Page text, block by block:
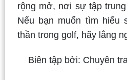
rộng mở, nơi sự tập
Nếu bạn muốn tìm hiểu
thần trong golf, hãy lắng
Biên tập bởi: Chuyên